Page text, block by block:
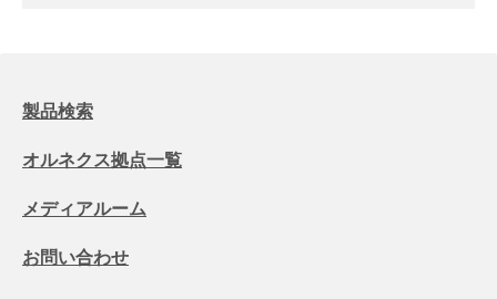
製品検索
オルネクス拠点一覧
メディアルーム
お問い合わせ